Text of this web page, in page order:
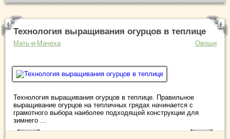
Технология выращивания огурцов в теплице
Мать-и-Мачеха Овощи
Технология выращивания огурцов в теплице. Правильное
выращивание огурцов на тепличных грядах начинается с
грамотного выбора наиболее подходящей конструкции для
зимнего ...